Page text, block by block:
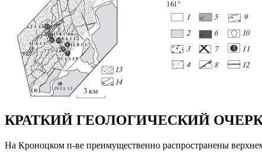
КРАТКИЙ ГЕОЛОГИЧЕСКИЙ
На Кроноцком п-ве преимущественно распространены